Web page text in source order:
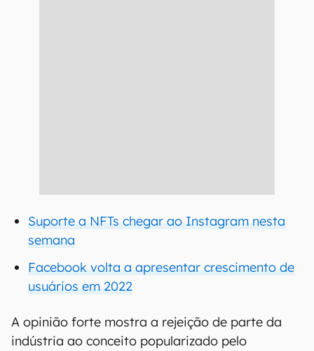
Suporte a NFTs chegar ao Instagram nesta
semana
Facebook volta a apresentar crescimento de
usuários em 2022
A opinião forte mostra a rejeição de parte da
indústria ao conceito popularizado pelo